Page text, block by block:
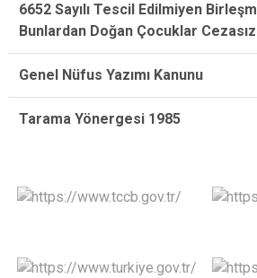
6652 Sayılı Tescil Edilmiyen
Bunlardan Doğan Çocuklar
Genel Nüfus Yazımı Kanunu
Tarama Yönergesi 1985